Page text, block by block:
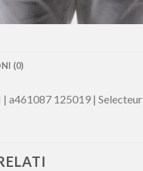
(0)
a461087 125019 | Selecteur